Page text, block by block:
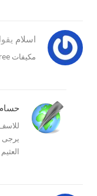
اسلام
مكيفات gree
يرجى
العثيم